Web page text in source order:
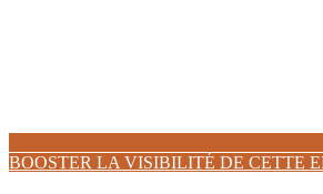
BOOSTER LA VISIBILITÉ DE CETTE